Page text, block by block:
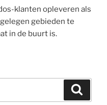
klanten opleveren als
gebieden te
in de buurt is.